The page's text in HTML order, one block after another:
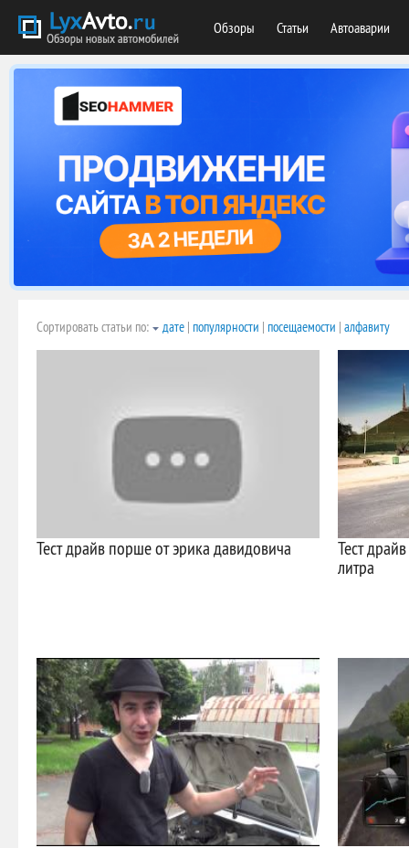
Обзоры Статьи Автоаварии
Сортировать статьи по: дате | популярности | посещаемости | алфавиту
Тест драйв порше от эрика давидовича
Тест
литра